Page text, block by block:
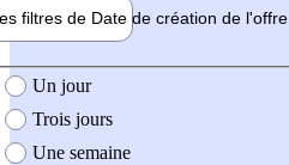
filtres de Date de création de l'offre
création de l'offre
Un jour
Trois jours
Une semaine